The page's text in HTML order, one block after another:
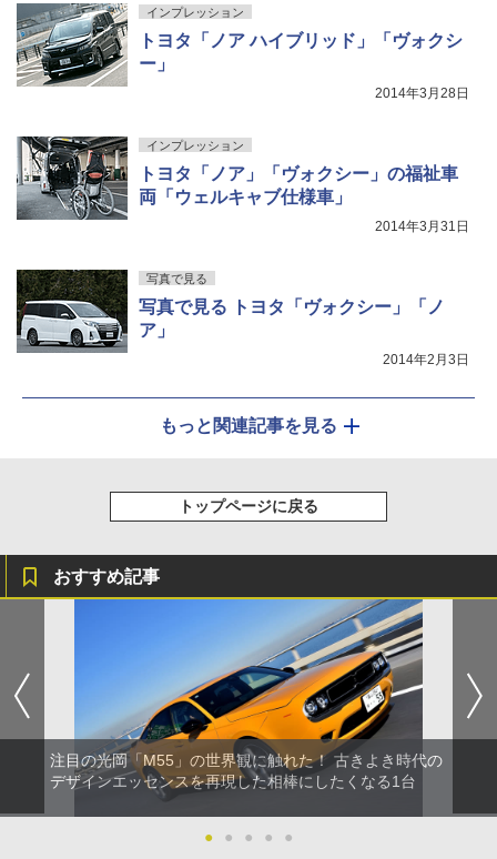
インプレッション
トヨタ「ノア ハイブリッド」「ヴォクシ
ー」
2014年3月28日
インプレッション
トヨタ「ノア」「ヴォクシー」の福祉車
両「ウェルキャブ仕様車」
2014年3月31日
写真で見る
写真で見る トヨタ「ヴォクシー」「ノ
ア」
2014年2月3日
もっと関連記事を見る
トップページに戻る
おすすめ記事
注目の光岡「M55」の世界観に触れた！ 古きよき時代の
デザインエッセンスを再現した相棒にしたくなる1台
● ● ● ● ●